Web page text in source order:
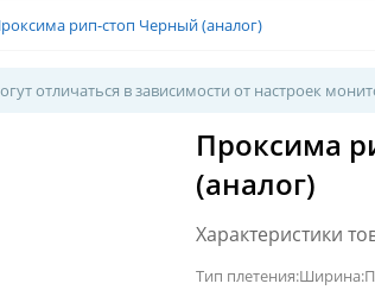
рип-стоп Черный (аналог)
отличаться в зависимости от настроек
Проксима
(аналог)
Характеристики
Тип плетения:Ширина: